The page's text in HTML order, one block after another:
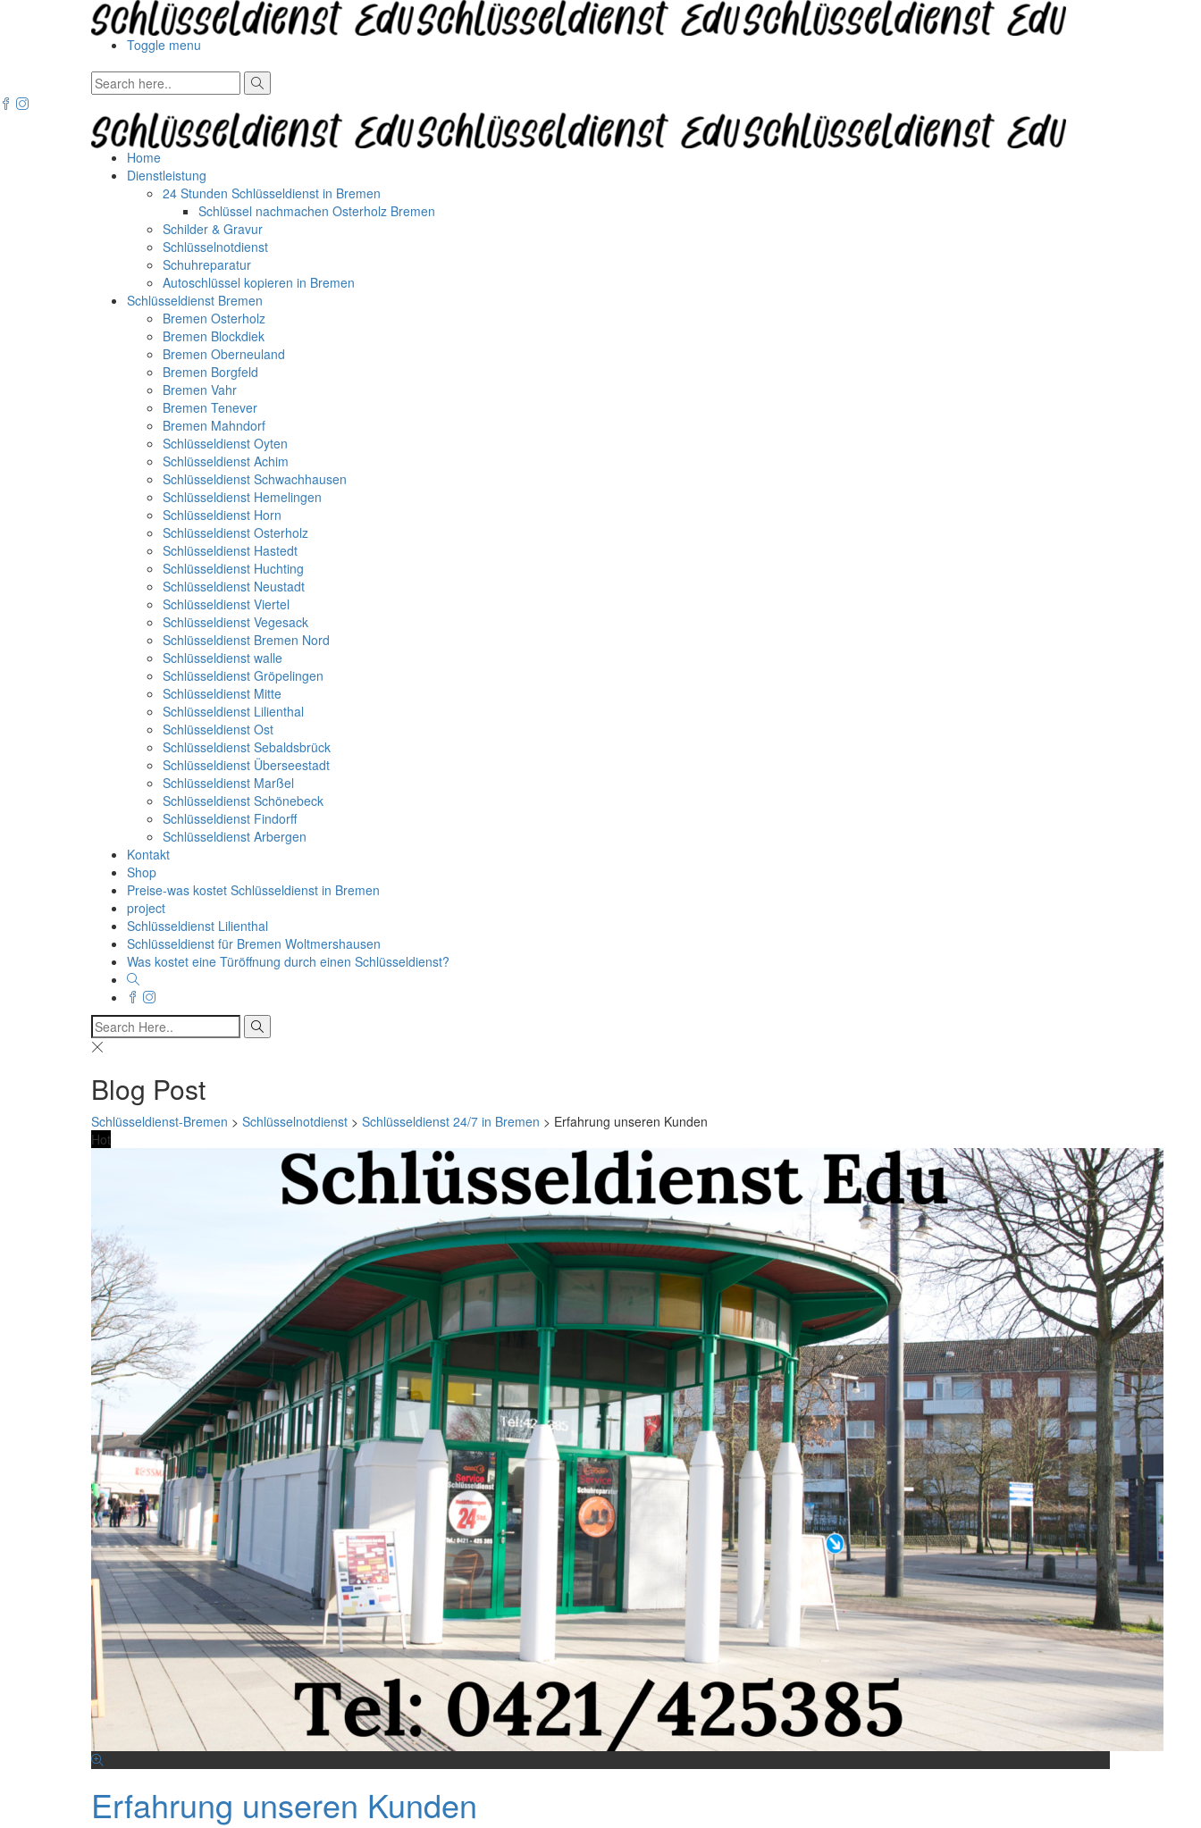
Toggle menu
Home
Dienstleistung
24 Stunden Schlüsseldienst in Bremen
Schlüssel nachmachen Osterholz Bremen
Schilder & Gravur
Schlüsselnotdienst
Schuhreparatur
Autoschlüssel kopieren in Bremen
Schlüsseldienst Bremen
Bremen Osterholz
Bremen Blockdiek
Bremen Oberneuland
Bremen Borgfeld
Bremen Vahr
Bremen Tenever
Bremen Mahndorf
Schlüsseldienst Oyten
Schlüsseldienst Achim
Schlüsseldienst Schwachhausen
Schlüsseldienst Hemelingen
Schlüsseldienst Horn
Schlüsseldienst Osterholz
Schlüsseldienst Hastedt
Schlüsseldienst Huchting
Schlüsseldienst Neustadt
Schlüsseldienst Viertel
Schlüsseldienst Vegesack
Schlüsseldienst Bremen Nord
Schlüsseldienst walle
Schlüsseldienst Gröpelingen
Schlüsseldienst Mitte
Schlüsseldienst Lilienthal
Schlüsseldienst Ost
Schlüsseldienst Sebaldsbrück
Schlüsseldienst Überseestadt
Schlüsseldienst Marßel
Schlüsseldienst Schönebeck
Schlüsseldienst Findorff
Schlüsseldienst Arbergen
Kontakt
Shop
Preise-was kostet Schlüsseldienst in Bremen
project
Schlüsseldienst Lilienthal
Schlüsseldienst für Bremen Woltmershausen
Was kostet eine Türöffnung durch einen Schlüsseldienst?
Blog Post
Schlüsseldienst-Bremen > Schlüsselnotdienst > Schlüsseldienst 24/7 in Bremen > Erfahrung unseren Kunden
Hot
Erfahrung unseren Kunden